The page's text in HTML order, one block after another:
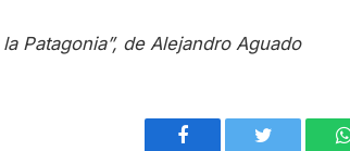
Patagonia”, de Alejandro Aguado